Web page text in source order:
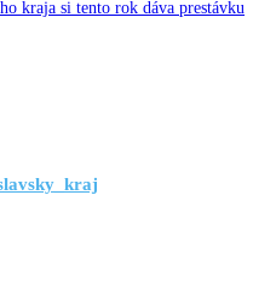
kraja si tento rok dáva prestávku